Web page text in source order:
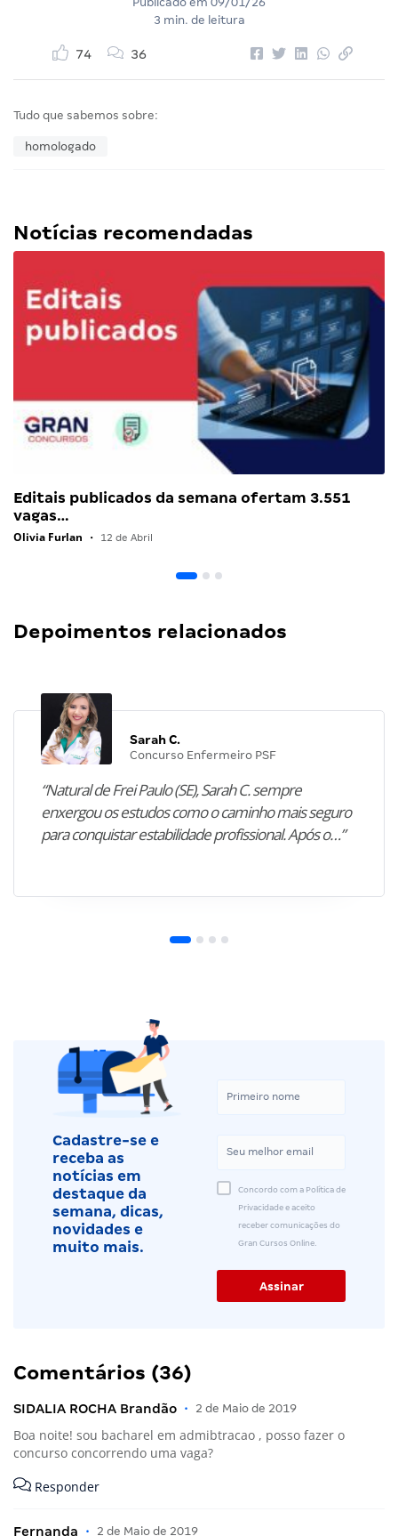
3 min. de leitura
74 36
Tudo que sabemos sobre:
homologado
Notícias recomendadas
Editais publicados da semana ofertam 3.551
vagas…
Olivia Furlan • 12 de Abril
Depoimentos relacionados
Sarah C.
Concurso Enfermeiro PSF
“Natural de Frei Paulo (SE), Sarah C. sempre
enxergou os estudos como o caminho mais seguro
para conquistar estabilidade profissional. Após o…”
Cadastre-se e
receba as
notícias em
destaque da
semana, dicas,
novidades e
muito mais.
Concordo com a Política de
Privacidade e aceito
receber comunicações do
Gran Cursos Online.
Comentários (36)
SIDALIA ROCHA Brandão • 2 de Maio de 2019
Boa noite! sou bacharel em admibtracao , posso fazer o
concurso concorrendo uma vaga?
Responder
Fernanda • 2 de Maio de 2019